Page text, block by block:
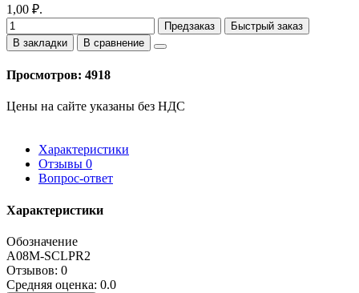
1,00 ₽.
Предзаказ
Быстрый заказ
В закладки
В сравнение
Просмотров: 4918
Цены на сайте указаны без НДС
Характеристики
Отзывы 0
Вопрос-ответ
Характеристики
Обозначение
A08M-SCLPR2
Отзывов: 0
Средняя оценка: 0.0